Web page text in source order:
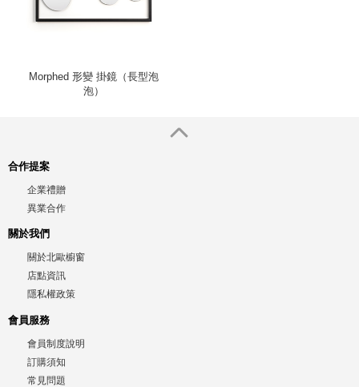
Morphed 形變 掛鏡（長型泡
泡）
合作提案
企業禮贈
異業合作
關於我們
關於北歐櫥窗
店點資訊
隱私權政策
會員服務
會員制度說明
訂購須知
常見問題